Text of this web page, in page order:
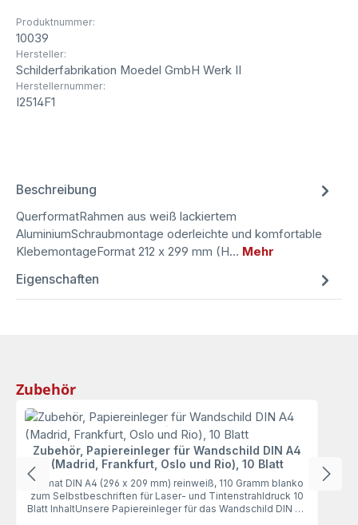
Produktnummer:
10039
Hersteller:
Schilderfabrikation Moedel GmbH Werk II
Herstellernummer:
I2514F1
Beschreibung
QuerformatRahmen aus weiß lackiertem
AluminiumSchraubmontage oderleichte und komfortable
KlebemontageFormat 212 x 299 mm (H… Mehr
Eigenschaften
Produktgalerie überspringen
Zubehör
Zubehör, Papiereinleger für Wandschild DIN A4
(Madrid, Frankfurt, Oslo und Rio), 10 Blatt
Format DIN A4 (296 x 209 mm) reinweiß, 110 Gramm blanko
zum Selbstbeschriften für Laser- und Tintenstrahldruck 10
Blatt InhaltUnsere Papiereinleger für das Wandschild DIN A4